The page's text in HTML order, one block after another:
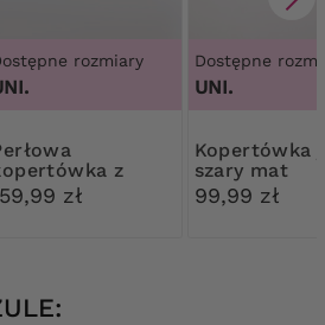
64 46, 48, 50, 52, 54, 56, 58,
rozmiary
z
zł
Dostępne
UNI.
Kopertówka jasny
szary mat
99,99 zł